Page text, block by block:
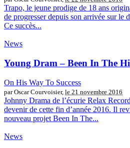
Trapo, le jeune prodige de 18 ans
de progresser depuis son arrivée sur le
Ce succès...
News
Young Dram – Been In The
On His Way To Success
par Oscar Courvoisier, le 21 novembre 2016
Johnny Drama de l’écurie Relax
devenir de cette fin d’année 2016. Il
nouveau projet Been In The...
News